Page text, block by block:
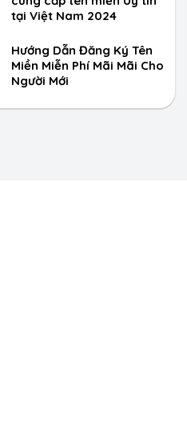
tại Việt Nam 2024
Hướng Dẫn Đăng Ký Tên
Miền Miễn Phí Mãi Mãi Cho
Người Mới